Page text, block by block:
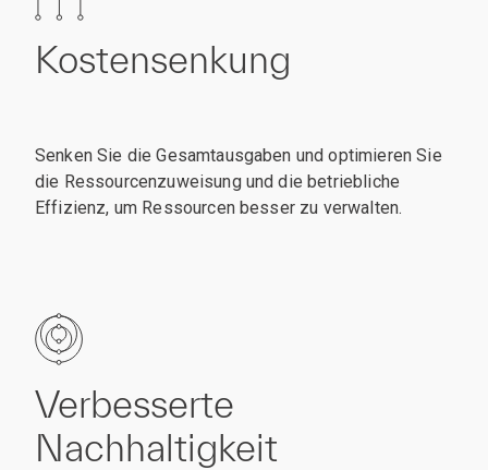
Kostensenkung
Senken Sie die Gesamtausgaben und optimieren Sie
die Ressourcenzuweisung und die betriebliche
Effizienz, um Ressourcen besser zu verwalten.
Verbesserte
Nachhaltigkeit